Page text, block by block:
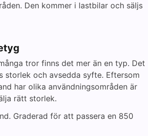
Den kommer i lastbilar och säljs
tror finns det mer än en typ. Det
storlek och avsedda syfte. Eftersom
har olika användningsområden är
rätt storlek.
Graderad för att passera en 850